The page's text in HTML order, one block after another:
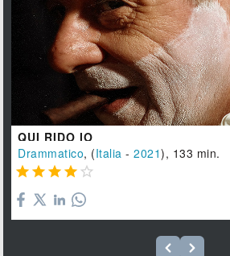
QUI RIDO IO
Drammatico, (Italia -2021), 133 min.
    